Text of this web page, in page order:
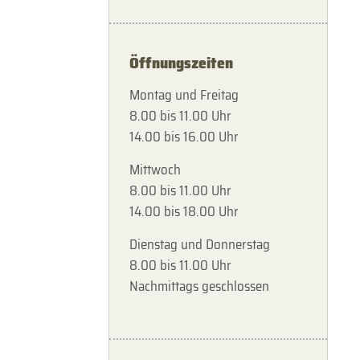
Öffnungszeiten
Montag und Freitag
8.00 bis 11.00 Uhr
14.00 bis 16.00 Uhr
Mittwoch
8.00 bis 11.00 Uhr
14.00 bis 18.00 Uhr
Dienstag und Donnerstag
8.00 bis 11.00 Uhr
Nachmittags geschlossen